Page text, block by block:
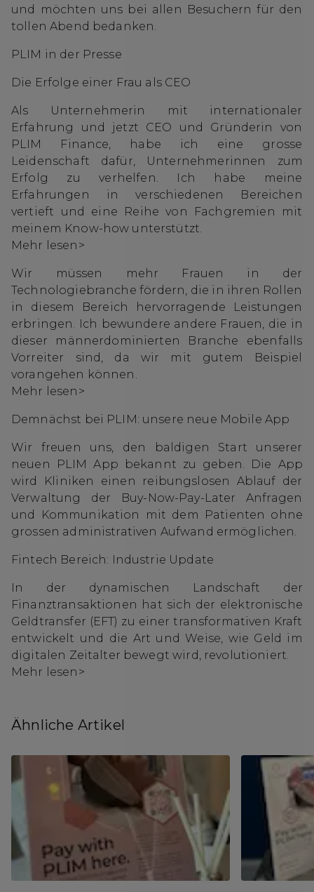
und möchten uns bei allen Besuchern für den
tollen Abend bedanken.
PLIM in der Presse
Die Erfolge einer Frau als CEO
Als Unternehmerin mit internationaler
Erfahrung und jetzt CEO und Gründerin von
PLIM Finance, habe ich eine grosse
Leidenschaft dafür, Unternehmerinnen zum
Erfolg zu verhelfen. Ich habe meine
Erfahrungen in verschiedenen Bereichen
vertieft und eine Reihe von Fachgremien mit
meinem Know-how unterstützt.
Mehr lesen>
Wir müssen mehr Frauen in der
Technologiebranche fördern, die in ihren Rollen
in diesem Bereich hervorragende Leistungen
erbringen. Ich bewundere andere Frauen, die in
dieser männerdominierten Branche ebenfalls
Vorreiter sind, da wir mit gutem Beispiel
vorangehen können.
Mehr lesen>
Demnächst bei PLIM: unsere neue Mobile App
Wir freuen uns, den baldigen Start unserer
neuen PLIM App bekannt zu geben. Die App
wird Kliniken einen reibungslosen Ablauf der
Verwaltung der Buy-Now-Pay-Later Anfragen
und Kommunikation mit dem Patienten ohne
grossen administrativen Aufwand ermöglichen.
Fintech Bereich: Industrie Update
In der dynamischen Landschaft der
Finanztransaktionen hat sich der elektronische
Geldtransfer (EFT) zu einer transformativen Kraft
entwickelt und die Art und Weise, wie Geld im
digitalen Zeitalter bewegt wird, revolutioniert.
Mehr lesen>
Ähnliche Artikel